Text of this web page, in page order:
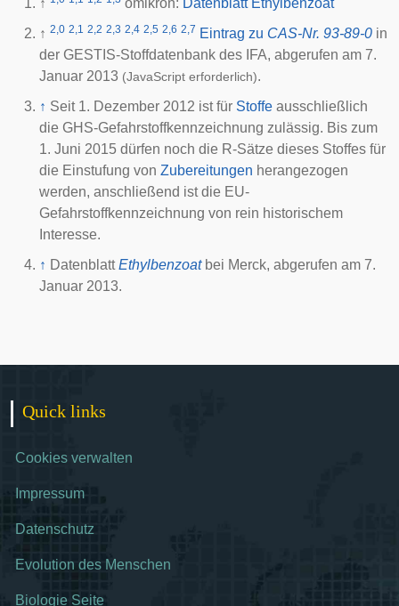
↑ omikron: Datenblatt Ethylbenzoat
↑ 2,0 2,1 2,2 2,3 2,4 2,5 2,6 2,7 Eintrag zu CAS-Nr. 93-89-0 in
der GESTIS-Stoffdatenbank des IFA, abgerufen am 7.
Januar 2013 (JavaScript erforderlich).
↑ Seit 1. Dezember 2012 ist für Stoffe ausschließlich
die GHS-Gefahrstoffkennzeichnung zulässig. Bis zum
1. Juni 2015 dürfen noch die R-Sätze dieses Stoffes für
die Einstufung von Zubereitungen herangezogen
werden, anschließend ist die EU-
Gefahrstoffkennzeichnung von rein historischem
Interesse.
↑ DatenblattEthylbenzoatbei Merck, abgerufen am 7.
Januar 2013.
Quick links
Cookies verwalten
Impressum
Datenschutz
Evolution des Menschen
Biologie Seite